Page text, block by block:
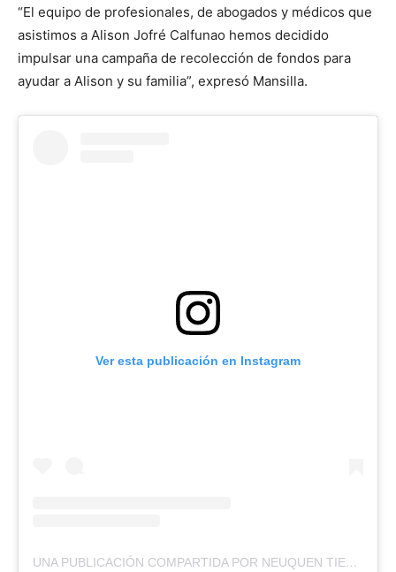
“El equipo de profesionales, de abogados y médicos que
asistimos a Alison Jofré Calfunao hemos decidido
impulsar una campaña de recolección de fondos para
ayudar a Alison y su familia”, expresó Mansilla.
Ver esta publicación en Instagram
UNA PUBLICACIÓN COMPARTIDA POR NEUQUEN TIERRA ZANTA (@NEUQUENTIERRAZANTA)